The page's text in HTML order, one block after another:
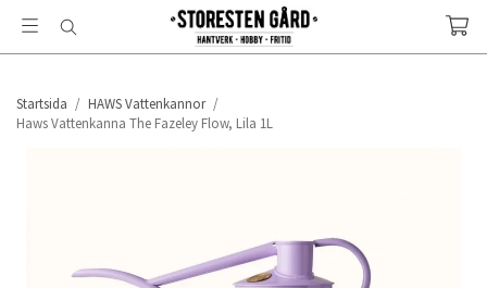
Startsida / HAWS Vattenkannor /
Haws Vattenkanna The Fazeley Flow, Lila 1L